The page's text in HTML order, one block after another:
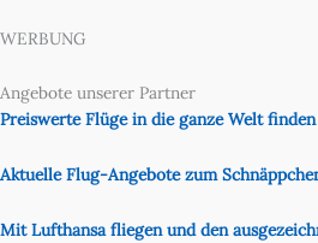
WERBUNG
Angebote unserer Partner
Preiswerte Flüge in die ganze Welt finden
Aktuelle Flug-Angebote zum
Mit Lufthansa fliegen und den